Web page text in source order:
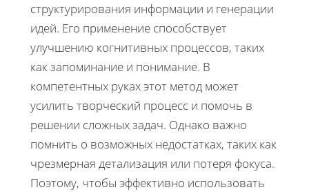
структурирования информации и генерации
идей. Его применение способствует
улучшению когнитивных процессов, таких
как запоминание и понимание. В
компетентных руках этот метод может
усилить творческий процесс и помочь в
решении сложных задач. Однако важно
помнить о возможных недостатках, таких как
чрезмерная детализация или потеря фокуса.
Поэтому, чтобы эффективно использовать